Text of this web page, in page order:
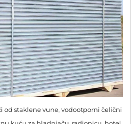
od staklene vune, vodootporni čelični